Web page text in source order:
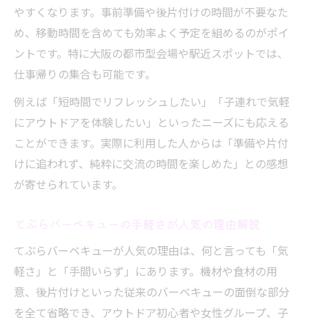
やすくなります。事前準備や後片付けの時間が不要なた
め、移動時間を含めても効率よく予定を組めるのがポイ
ントです。特に大阪の都市型会場や駅近スポットでは、
仕事帰りの集合も可能です。
例えば「短時間でリフレッシュしたい」「子連れで気軽
にアウトドアを体験したい」といったニーズにも応える
ことができます。実際に利用した人からは「準備や片付
けに追われず、純粋に交流の時間を楽しめた」との感想
が寄せられています。
てぶらバーベキューが人気の理由は、何と言っても「気
軽さ」と「手間いらず」にあります。機材や食材の用
意、後片付けといった従来のバーベキューの面倒な部分
を全て省略でき、アウトドア初心者や女性グループ、子